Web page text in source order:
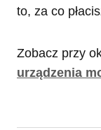
to, za co
Zobacz przy
urządzenia